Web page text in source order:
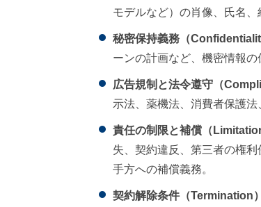
モデルなど）の肖像、氏名
秘密保持義務（
ーンの計画など、機密情報の
広告規制と法令遵守（
示法、薬機法、消費者保護
責任の制限と補償（
失、契約違反、第三者の権
手方への補償義務。
契約解除条件（Termination）